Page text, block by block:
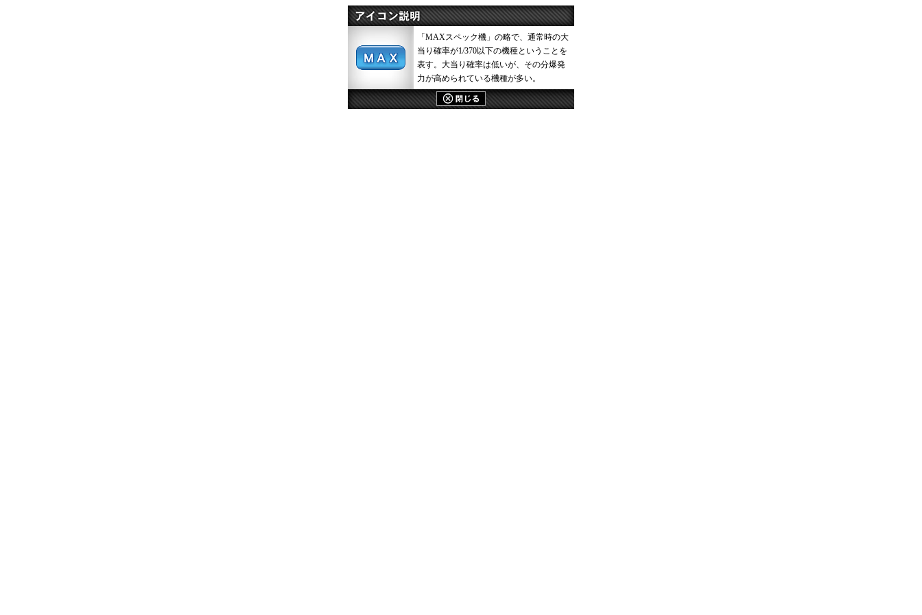
「MAXスペック機」の略で、通常時の大
当り確率が1/370以下の機種ということを
表す。大当り確率は低いが、その分爆発
力が高められている機種が多い。